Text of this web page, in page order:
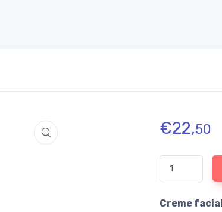
€22,50
Quantidade de
Creme facial